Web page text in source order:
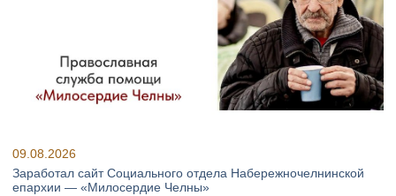
09.08.2026
Заработал сайт Социального отдела Набережночелнинской
епархии — «Милосердие Челны»